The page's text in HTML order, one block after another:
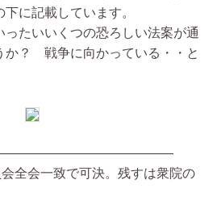
に記載しています。
たいいくつの恐ろしい法案が通
か？ 戦争に向かっている・・と
全会一致で可決。残すは衆院の